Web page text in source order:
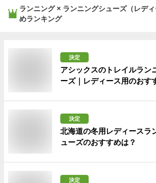
ランニング × ランニングシューズ（レディ
めランキング
決定
アシックスのトレイルラン
ーズ｜レディース用のおす
決定
北海道の冬用レディースラ
ューズのおすすめは？
決定